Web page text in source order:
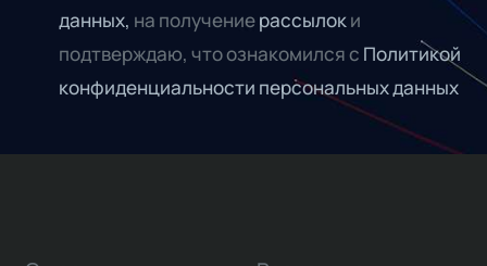
данных, на получениерассылоки
подтверждаю, что ознакомился с Политикой
конфиденциальности персональных данных